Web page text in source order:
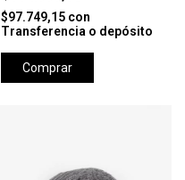
$97.749,15 con
Transferencia o depósito
Comprar